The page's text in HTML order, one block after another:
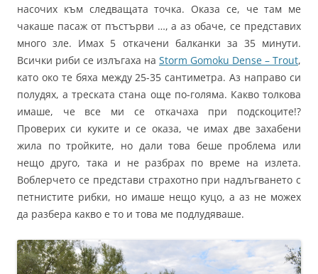
насочих към следващата точка. Оказа се, че там ме
чакаше пасаж от пъстърви …, а аз обаче, се представих
много зле. Имах 5 откачени балканки за 35 минути.
Всички риби се излъгаха на Storm Gomoku Dense – Trout,
като око те бяха между 25-35 сантиметра. Аз направо си
полудях, а треската стана още по-голяма. Какво толкова
имаше, че все ми се откачаха при подскоците!?
Проверих си куките и се оказа, че имах две захабени
жила по тройките, но дали това беше проблема или
нещо друго, така и не разбрах по време на излета.
Воблерчето се представи страхотно при надлъгването с
петнистите рибки, но имаше нещо куцо, а аз не можех
да разбера какво е то и това ме подлудяваше.